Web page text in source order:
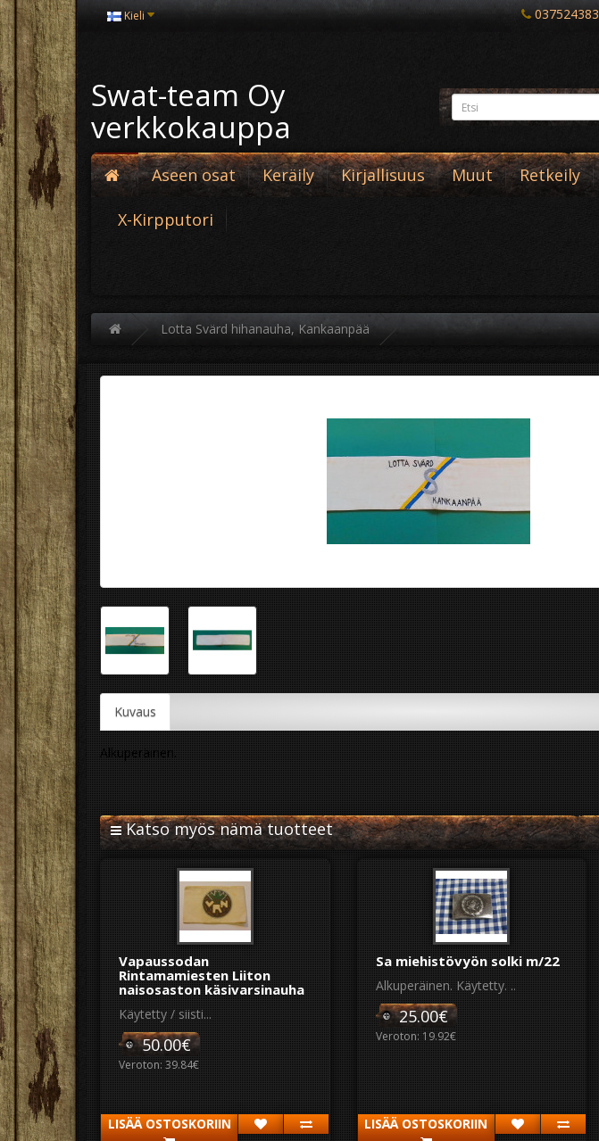
Kieli
Swat-team Oy
verkkokauppa
Aseen osat Keräily Kirjallisuus Muut Retkeily
X-Kirpputori
Lotta Svärd hihanauha, Kankaanpää
Kuvaus
Alkuperäinen.
Katso myös nämä tuotteet
Vapaussodan
Rintamamiesten Liiton
naisosaston käsivarsinauha
Käytetty / siisti...
50.00€
Veroton: 39.84€
LISÄÄ OSTOSKORIIN
Sa miehistövyön solki m/22
Alkuperäinen. Käytetty. ..
25.00€
Veroton: 19.92€
LISÄÄ OSTOSKORIIN